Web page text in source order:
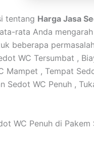
tentang Harga Jasa
rata Anda
beberapa
WC Tersumbat ,
Mampet , Tempat
Sedot WC Penuh ,
WC Penuh di